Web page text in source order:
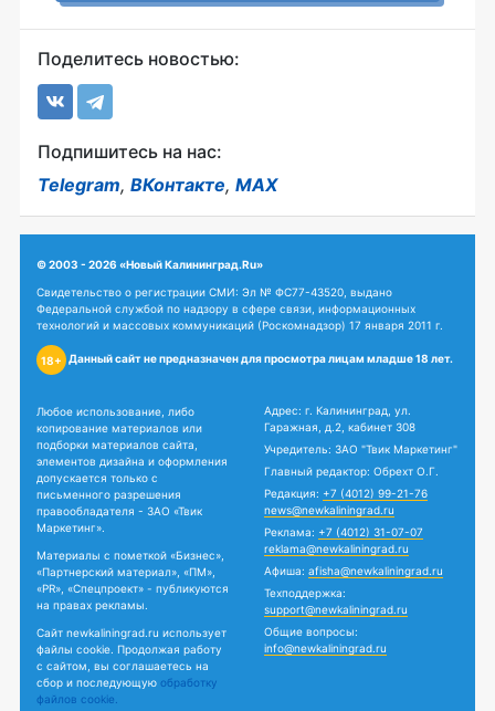
Поделитесь новостью:
Подпишитесь на нас:
Telegram, ВКонтакте, MAX
© 2003 - 2026 «Новый Калининград.Ru»
Свидетельство о регистрации СМИ: Эл № ФС77-43520, выдано
Федеральной службой по надзору в сфере связи, информационных
технологий и массовых коммуникаций (Роскомнадзор) 17 января 2011 г.
18+ Данный сайт не предназначен для просмотра лицам младше 18 лет.
Любое использование, либо
копирование материалов или
подборки материалов сайта,
элементов дизайна и оформления
допускается только с
письменного разрешения
правообладателя - ЗАО «Твик
Маркетинг».
Материалы с пометкой «Бизнес»,
«Партнерский материал», «ПМ»,
«PR», «Спецпроект» - публикуются
на правах рекламы.
Сайт newkaliningrad.ru использует
файлы cookie. Продолжая работу
с сайтом, вы соглашаетесь на
сбор и последующую обработку
файлов cookie.
Адрес: г. Калининград, ул.
Гаражная, д.2, кабинет 308
Учредитель: ЗАО "Твик Маркетинг"
Главный редактор: Обрехт О.Г.
Редакция: +7 (4012) 99-21-76
news@newkaliningrad.ru
Реклама: +7 (4012) 31-07-07
reklama@newkaliningrad.ru
Афиша: afisha@newkaliningrad.ru
Техподдержка:
support@newkaliningrad.ru
Общие вопросы:
info@newkaliningrad.ru